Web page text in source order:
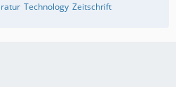
Technology Zeitschrift